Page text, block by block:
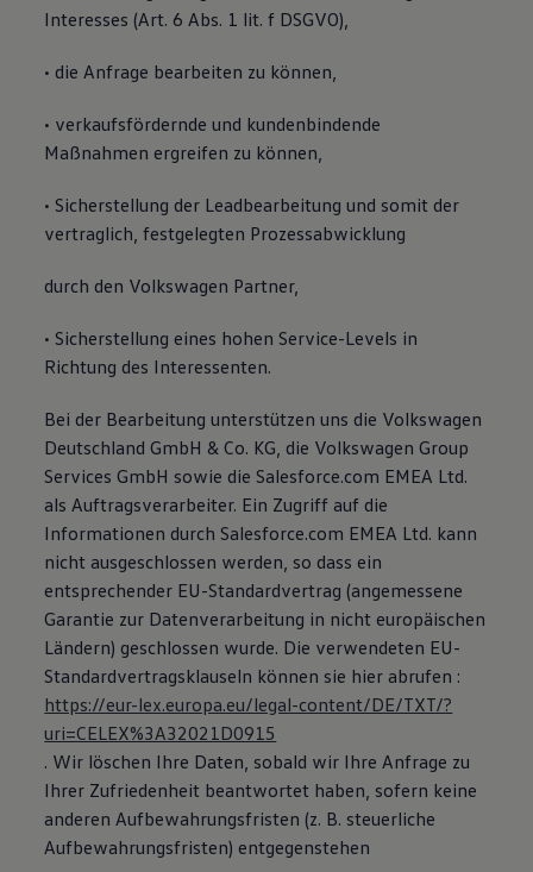
Interesses (Art. 6 Abs. 1 lit. f DSGVO),
• die Anfrage bearbeiten zu können,
• verkaufsfördernde und kundenbindende
Maßnahmen ergreifen zu können,
• Sicherstellung der Leadbearbeitung und somit der
vertraglich, festgelegten Prozessabwicklung
durch den Volkswagen Partner,
• Sicherstellung eines hohen Service-Levels in
Richtung des Interessenten.
Bei der Bearbeitung unterstützen uns die Volkswagen
Deutschland GmbH & Co. KG, die Volkswagen Group
Services GmbH sowie die Salesforce.com EMEA Ltd.
als Auftragsverarbeiter. Ein Zugriff auf die
Informationen durch Salesforce.com EMEA Ltd. kann
nicht ausgeschlossen werden, so dass ein
entsprechender EU-Standardvertrag (angemessene
Garantie zur Datenverarbeitung in nicht europäischen
Ländern) geschlossen wurde. Die verwendeten EU-
Standardvertragsklauseln können sie hier abrufen :
https://eur-lex.europa.eu/legal-content/DE/TXT/?
uri=CELEX%3A32021D0915
. Wir löschen Ihre Daten, sobald wir Ihre Anfrage zu
Ihrer Zufriedenheit beantwortet haben, sofern keine
anderen Aufbewahrungsfristen (z. B. steuerliche
Aufbewahrungsfristen) entgegenstehen